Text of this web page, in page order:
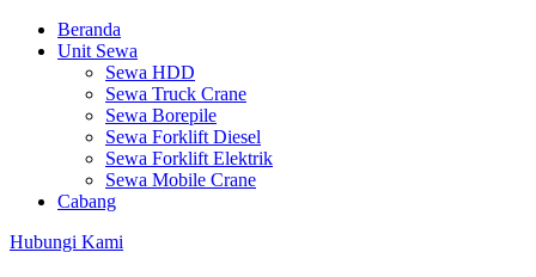
Beranda
Unit Sewa
Sewa HDD
Sewa Truck Crane
Sewa Borepile
Sewa Forklift Diesel
Sewa Forklift Elektrik
Sewa Mobile Crane
Cabang
Hubungi Kami